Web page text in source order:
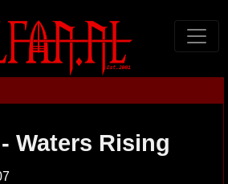
Waters Rising